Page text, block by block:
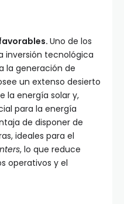
Uno de los
inversión tecnológica
la generación de
un extenso desierto
la energía solar y,
para la energía
de disponer de
ideales para el
, lo que reduce
operativos y el